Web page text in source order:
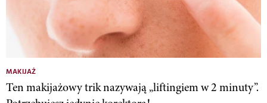
MAKIJAŻ
Ten makijażowy trik nazywają „liftingiem w 2 minuty”.